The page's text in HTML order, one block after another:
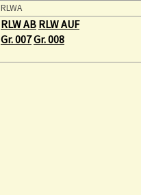
RLWA
RLW AB RLW AUF
Gr. 007Gr. 008